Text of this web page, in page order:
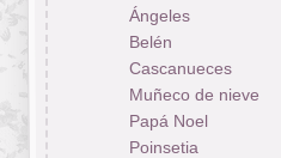
Ángeles
Belén
Cascanueces
Muñeco de nieve
Papá Noel
Poinsetia